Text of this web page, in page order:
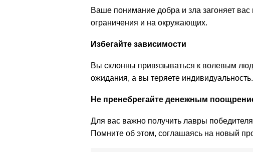
Ваше понимание добра и зла загоняет
ограничения и на окружающих.
Избегайте зависимости
Вы склонны привязываться к волевым
ожидания, а вы теряете индивидуальность.
Не пренебрегайте денежным
Для вас важно получить лавры
Помните об этом, соглашаясь на новый